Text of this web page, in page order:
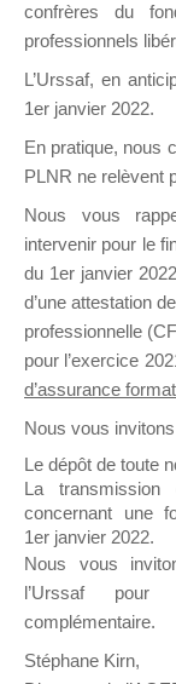
Ce
Formation
sur lequel
ou poser
NB : Il est
pouvoir
confrères du
professionnels
L’Urssaf, en
1er janvier 2022.
En pratique, nous
PLNR ne relèvent
Nous vous
intervenir pour le
du 1er janvier
d’une attestation
professionnelle
pour l’exercice
d’assurance
Nous vous
Le dépôt de toute
La transmission
concernant une
1er janvier 2022.
Nous vous
l’Urssaf pour
complémentaire.
Stéphane Kirn,